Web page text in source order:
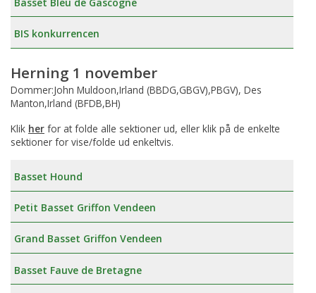
BIS konkurrencen
Herning 1 november
Dommer:John Muldoon,Irland (BBDG,GBGV),PBGV), Des
Manton,Irland (BFDB,BH)
Klik her for at folde alle sektioner ud, eller klik på de enkelte
sektioner for vise/folde ud enkeltvis.
Basset Hound
Petit Basset Griffon Vendeen
Grand Basset Griffon Vendeen
Basset Fauve de Bretagne